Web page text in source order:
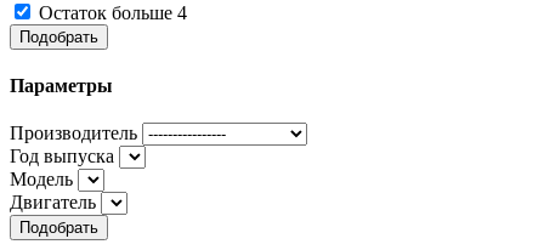
Остаток больше 4
Подобрать
Параметры
Производитель
Год выпуска
Модель
Двигатель
Подобрать